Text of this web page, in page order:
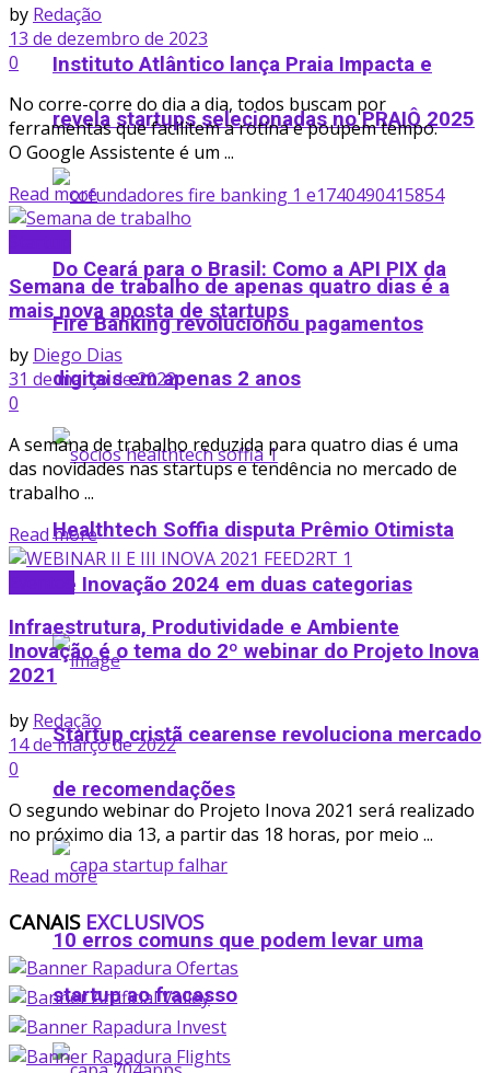
Instituto Atlântico lança Praia Impacta e
revela startups selecionadas no PRAIÔ 2025
Do Ceará para o Brasil: Como a API PIX da
Fire Banking revolucionou pagamentos
digitais em apenas 2 anos
Healthtech Soffia disputa Prêmio Otimista
de Inovação 2024 em duas categorias
Startup cristã cearense revoluciona mercado
de recomendações
10 erros comuns que podem levar uma
startup ao fracasso
by Redação
13 de dezembro de 2023
0
No corre-corre do dia a dia, todos buscam por
ferramentas que facilitem a rotina e poupem tempo.
O Google Assistente é um ...
Read moreDetails
Semana de trabalho de apenas quatro dias é a
mais nova aposta de startups
by Diego Dias
31 de março de 2022
0
A semana de trabalho reduzida para quatro dias é uma
das novidades nas startups e tendência no mercado de
trabalho ...
Read moreDetails
Infraestrutura, Produtividade e Ambiente
Inovação é o tema do 2º webinar do Projeto Inova
2021
by Redação
14 de março de 2022
0
O segundo webinar do Projeto Inova 2021 será realizado
no próximo dia 13, a partir das 18 horas, por meio ...
Read moreDetails
CANAIS EXCLUSIVOS